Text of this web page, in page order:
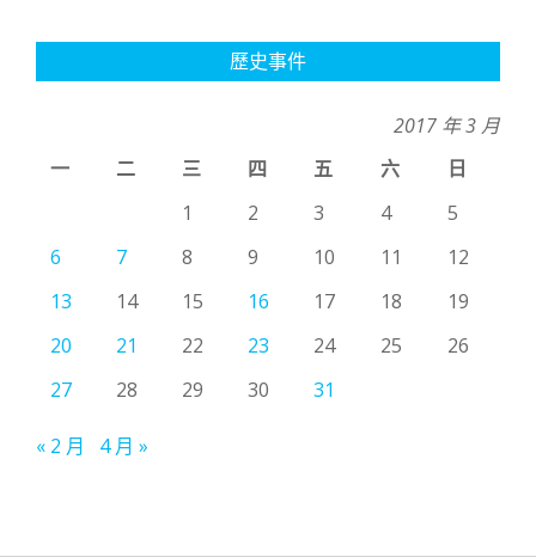
歷史事件
2017 年 3 月
一
二 三 四 五 六
日
1
2 3 4
5
6
7 8 9 10 11
12
13
14 15 16 17 18
19
20
21 22 23 24 25
26
27
28 29 30 31
« 2 月 4 月 »